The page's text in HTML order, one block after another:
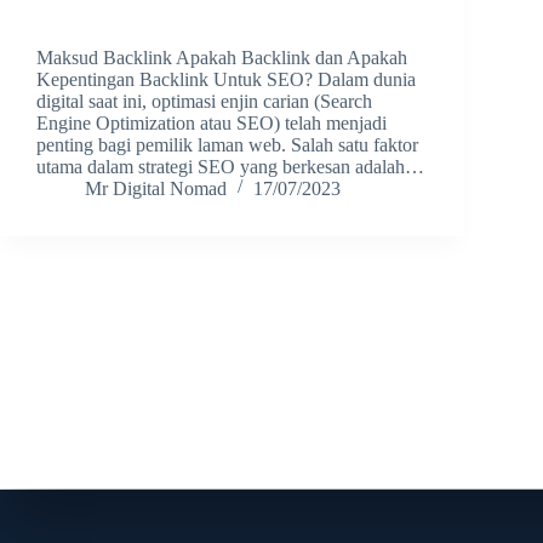
Maksud Backlink Apakah Backlink dan Apakah
Kepentingan Backlink Untuk SEO? Dalam dunia
digital saat ini, optimasi enjin carian (Search
Engine Optimization atau SEO) telah menjadi
penting bagi pemilik laman web. Salah satu faktor
utama dalam strategi SEO yang berkesan adalah…
Mr Digital Nomad
17/07/2023